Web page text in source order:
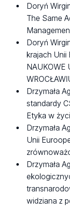
Doryń
The Same
Doryń
krajach Unii
NAUKOWE
Drzymała
standardy
Etyka w
Drzymała
Unii
Drzymała
widziana z